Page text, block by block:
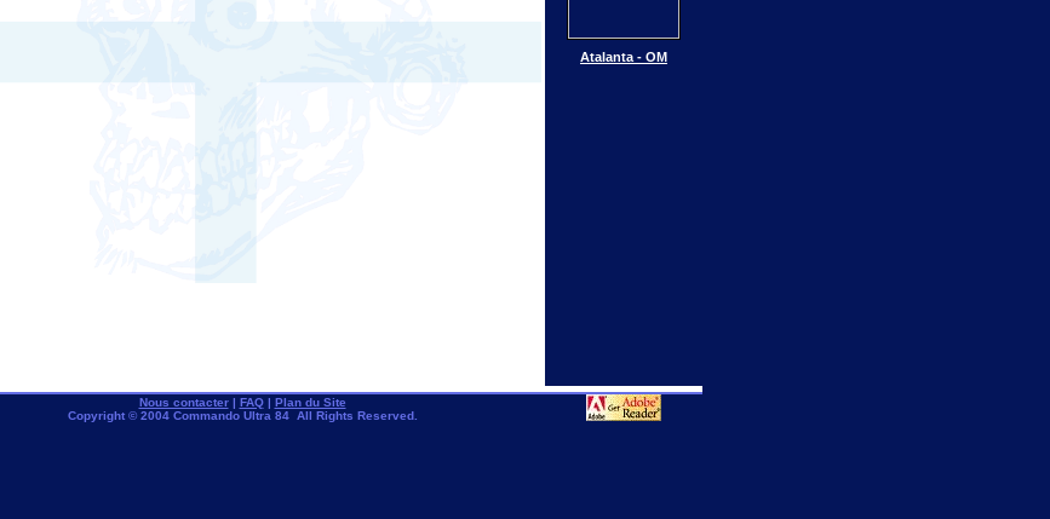
Atalanta - OM
Nous contacter| FAQ| Plan du Site
Copyright © 2004 Commando Ultra 84 All Rights Reserved.